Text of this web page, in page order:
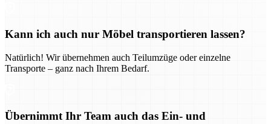
Kann ich auch nur Möbel transportieren lassen?
Natürlich! Wir übernehmen auch Teilumzüge oder einzelne
Transporte – ganz nach Ihrem Bedarf.
Übernimmt Ihr Team auch das Ein- und